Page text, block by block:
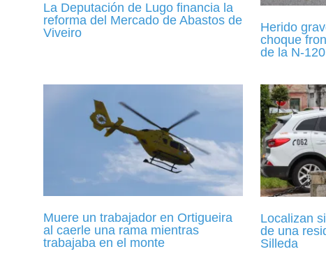
La Deputación de Lugo financia la
reforma del Mercado de Abastos de
Viveiro
Herido
choque
de la N-
Muere un trabajador en Ortigueira
al caerle una rama mientras
trabajaba en el monte
Localizan
de una
Silleda